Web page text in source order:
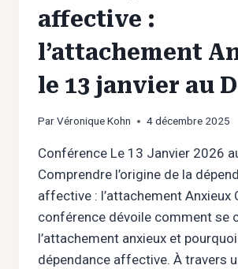
affective :
l’attachement
le 13 janvier au
ParVéronique Kohn 4 décembre 2025
Conférence Le 13 Janvier 2026
Comprendre l’origine de la
affective : l’attachement Anxieux
conférence dévoile comment se
l’attachement anxieux et
dépendance affective. À travers